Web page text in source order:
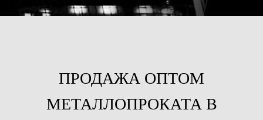
ПРОДАЖА ОПТОМ
МЕТАЛЛОПРОКАТА В